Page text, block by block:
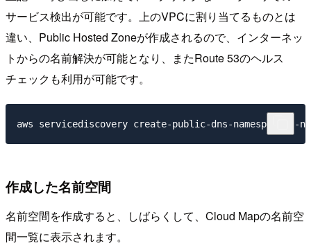
サービス検出が可能です。上のVPCに割り当てるものとは
違い、Public Hosted Zoneが作成されるので、インターネッ
トからの名前解決が可能となり、またRoute 53のヘルス
チェックも利用が可能です。
作成した名前空間
名前空間を作成すると、しばらくして、Cloud Mapの名前空
間一覧に表示されます。